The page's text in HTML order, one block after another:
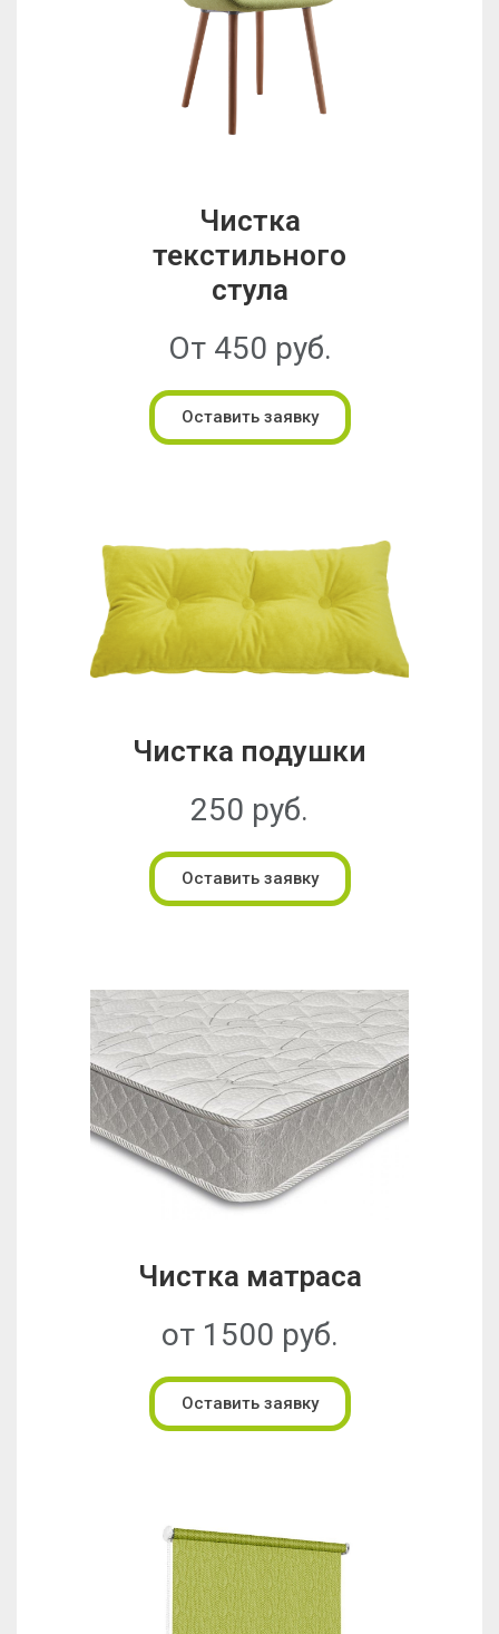
Чистка
текстильного
стула
От 450 руб.
Оставить заявку
Чистка подушки
250 руб.
Оставить заявку
Чистка матраса
от 1500 руб.
Оставить заявку